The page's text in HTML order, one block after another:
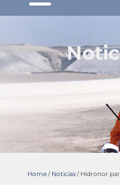
Home/ Noticias/ Hidronor